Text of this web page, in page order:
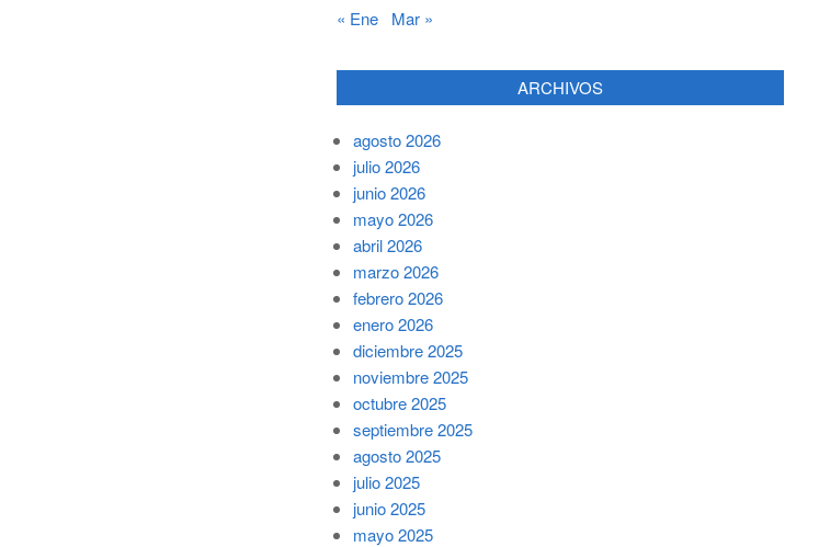
« Ene Mar »
ARCHIVOS
agosto 2026
julio 2026
junio 2026
mayo 2026
abril 2026
marzo 2026
febrero 2026
enero 2026
diciembre 2025
noviembre 2025
octubre 2025
septiembre 2025
agosto 2025
julio 2025
junio 2025
mayo 2025